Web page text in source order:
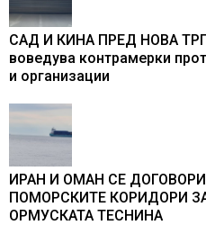
САД И КИНА ПРЕД НОВА
воведува контрамерки
и организации
ИРАН И ОМАН СЕ
ПОМОРСКИТЕ КОРИДОРИ
ОРМУСКАТА ТЕСНИНА